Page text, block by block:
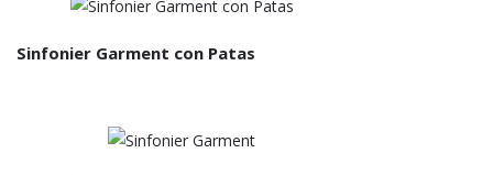
Sinfonier Garment con Patas